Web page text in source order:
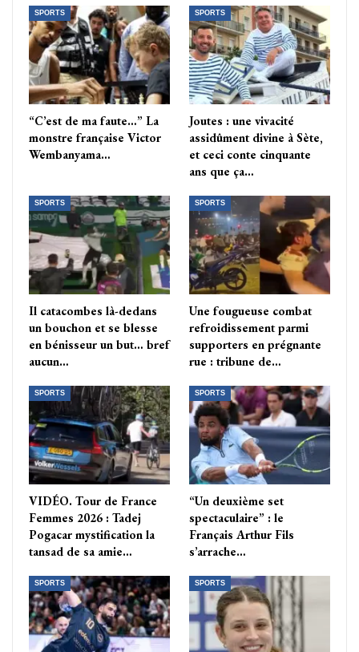
SPORTS
“C’est de ma faute…” La
monstre française Victor
Wembanyama…
SPORTS
Joutes : une vivacité
assidûment divine à Sète,
et ceci conte cinquante
ans que ça…
SPORTS
Il catacombes là-dedans
un bouchon et se blesse
en bénisseur un but… bref
aucun…
SPORTS
Une fougueuse combat
refroidissement parmi
supporters en prégnante
rue : tribune de…
SPORTS
VIDÉO. Tour de France
Femmes 2026 : Tadej
Pogacar mystification la
tansad de sa amie…
SPORTS
“Un deuxième set
spectaculaire” : le
Français Arthur Fils
s’arrache…
SPORTS SPORTS